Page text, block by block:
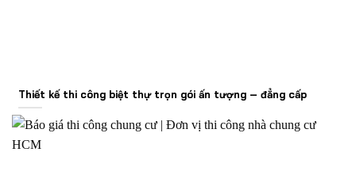
Thiết kế thi công biệt thự trọn gói ấn tượng – đẳng cấp